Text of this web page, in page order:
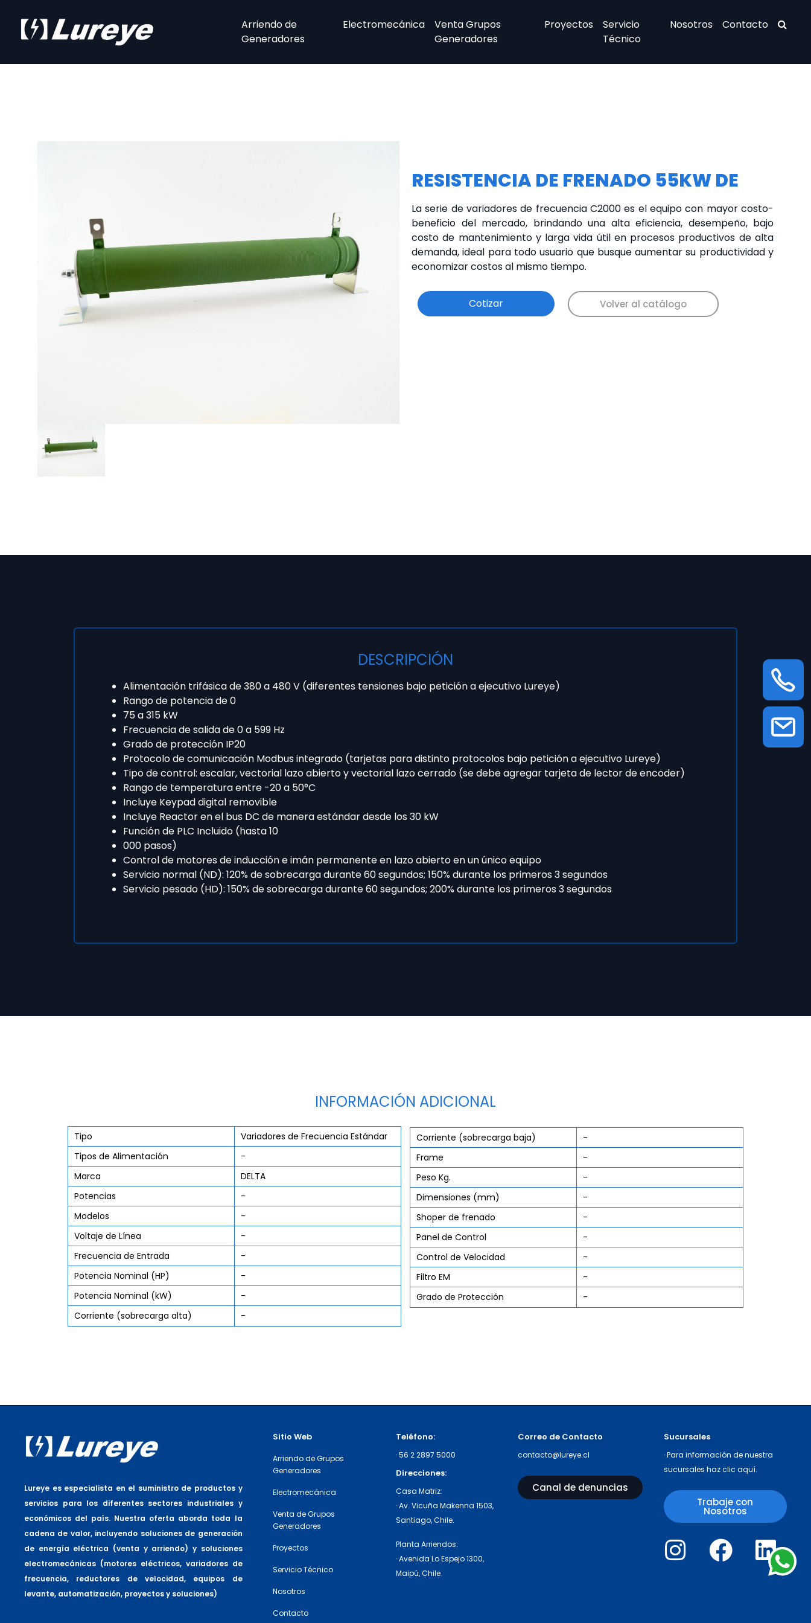
Arriendo de
Generadores
Electromecánica
Venta Grupos
Generadores
Proyectos
Servicio
Técnico
Nosotros Contacto
RESISTENCIA DE FRENADO 55KW DE
La serie de variadores de frecuencia C2000 es el equipo con mayor costo-
beneficio del mercado, brindando una alta eficiencia, desempeño, bajo
costo de mantenimiento y larga vida útil en procesos productivos de alta
demanda, ideal para todo usuario que busque aumentar su productividad y
economizar costos al mismo tiempo.
Cotizar Volver al catálogo
DESCRIPCIÓN
Alimentación trifásica de 380 a 480 V (diferentes tensiones bajo petición a ejecutivo Lureye)
Rango de potencia de 0
75 a 315 kW
Frecuencia de salida de 0 a 599 Hz
Grado de protección IP20
Protocolo de comunicación Modbus integrado (tarjetas para distinto protocolos bajo petición a ejecutivo Lureye)
Tipo de control: escalar, vectorial lazo abierto y vectorial lazo cerrado (se debe agregar tarjeta de lector de encoder)
Rango de temperatura entre -20 a 50°C
Incluye Keypad digital removible
Incluye Reactor en el bus DC de manera estándar desde los 30 kW
Función de PLC Incluido (hasta 10
000 pasos)
Control de motores de inducción e imán permanente en lazo abierto en un único equipo
Servicio normal (ND): 120% de sobrecarga durante 60 segundos; 150% durante los primeros 3 segundos
Servicio pesado (HD): 150% de sobrecarga durante 60 segundos; 200% durante los primeros 3 segundos
INFORMACIÓN ADICIONAL
Tipo
Variadores de Frecuencia Estándar
Tipos de Alimentación
-
Marca
DELTA
Potencias
-
Modelos
-
Voltaje de Línea
-
Frecuencia de Entrada
-
Potencia Nominal (HP)
-
Potencia Nominal (kW)
-
Corriente (sobrecarga alta)
-
Corriente (sobrecarga baja)
-
Frame
-
Peso Kg.
-
Dimensiones (mm)
-
Shoper de frenado
-
Panel de Control
-
Control de Velocidad
-
Filtro EM
-
Grado de Protección
-
Lureye es especialista en el suministro de productos y
servicios para los diferentes sectores industriales y
económicos del país. Nuestra oferta aborda toda la
cadena de valor, incluyendo soluciones de generación
de energía eléctrica (venta y arriendo) y soluciones
electromecánicas (motores eléctricos, variadores de
frecuencia, reductores de velocidad, equipos de
levante, automatización, proyectos y soluciones)
Sitio Web
Arriendo de Grupos
Generadores
Electromecánica
Venta de Grupos
Generadores
Proyectos
Servicio Técnico
Nosotros
Contacto
Teléfono:
·56 2 2897 5000
Direcciones:
Casa Matriz:
· Av. Vicuña Makenna 1503,
Santiago, Chile.
Planta Arriendos:
· Avenida Lo Espejo 1300,
Maipú, Chile.
Correo de Contacto
contacto@lureye.cl
Canal de denuncias
Sucursales
· Para información de nuestra
sucursales hazclic aquí.
Trabaje con
Nosotros